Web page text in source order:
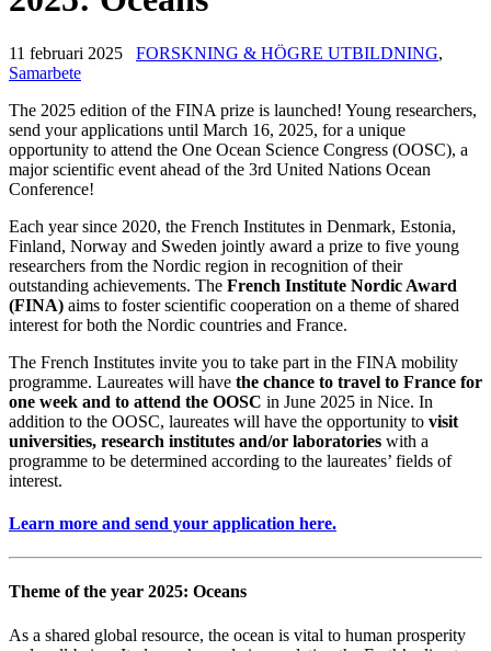
11 februari 2025 FORSKNING & HÖGRE UTBILDNING,
Samarbete
The 2025 edition of the FINA prize is launched! Young researchers,
send your applications until March 16, 2025, for a unique
opportunity to attend the One Ocean Science Congress (OOSC), a
major scientific event ahead of the 3rd United Nations Ocean
Conference!
Each year since 2020, the French Institutes in Denmark, Estonia,
Finland, Norway and Sweden jointly award a prize to five young
researchers from the Nordic region in recognition of their
outstanding achievements. The French Institute Nordic Award
(FINA) aims to foster scientific cooperation on a theme of shared
interest for both the Nordic countries and France.
The French Institutes invite you to take part in the FINA mobility
programme. Laureates will have the chance to travel to France for
one week and to attend the OOSC in June 2025 in Nice. In
addition to the OOSC, laureates will have the opportunity to visit
universities, research institutes and/or laboratories with a
programme to be determined according to the laureates’ fields of
interest.
Learn more and send your application here.
Theme of the year 2025: Oceans
As a shared global resource, the ocean is vital to human prosperity